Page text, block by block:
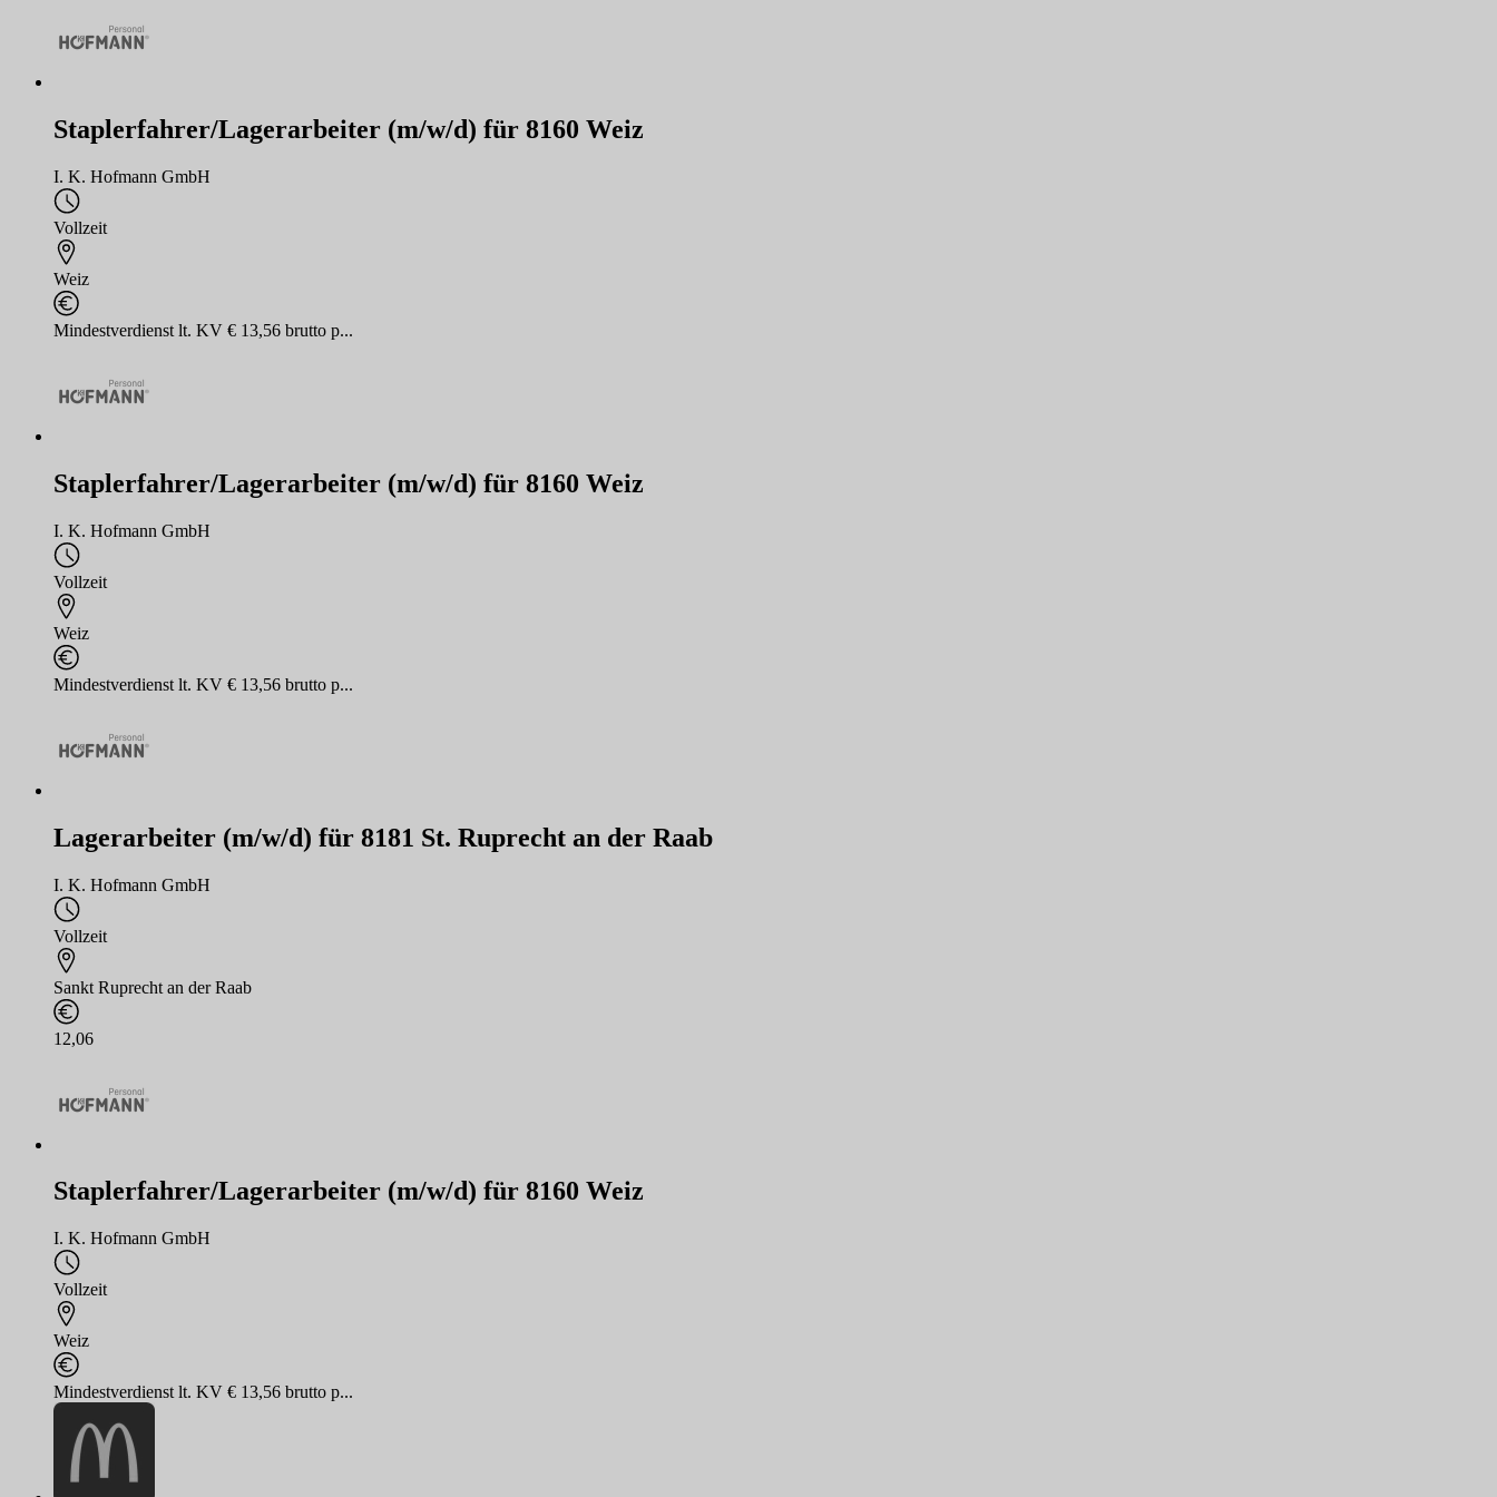
Staplerfahrer/Lagerarbeiter (m/w/d) für 8160 Weiz
I. K. Hofmann GmbH
Vollzeit
Weiz
Mindestverdienst lt. KV € 13,56 brutto p...
Staplerfahrer/Lagerarbeiter (m/w/d) für 8160 Weiz
I. K. Hofmann GmbH
Vollzeit
Weiz
Mindestverdienst lt. KV € 13,56 brutto p...
Lagerarbeiter (m/w/d) für 8181 St. Ruprecht an der Raab
I. K. Hofmann GmbH
Vollzeit
Sankt Ruprecht an der Raab
12,06
Staplerfahrer/Lagerarbeiter (m/w/d) für 8160 Weiz
I. K. Hofmann GmbH
Vollzeit
Weiz
Mindestverdienst lt. KV € 13,56 brutto p...